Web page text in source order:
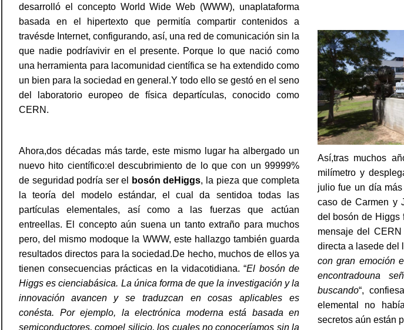
desarrolló el concepto World Wide Web (WWW), unaplataforma
basada en el hipertexto que permitía compartir contenidos a
travésde Internet, configurando, así, una red de comunicación sin la
que nadie podríavivir en el presente. Porque lo que nació como
una herramienta para lacomunidad científica se ha extendido como
un bien para la sociedad en general.Y todo ello se gestó en el seno
del laboratorio europeo de física departículas, conocido como
CERN.
Ahora,dos décadas más tarde, este mismo lugar ha albergado un
nuevo hito científico:el descubrimiento de lo que con un 99999%
de seguridad podría ser el
bosón deHiggs, la pieza que completa
la teoría del modelo estándar, el cual da sentidoa todas las
partículas elementales, así como a las fuerzas que actúan
entreellas. El concepto aún suena un tanto extraño para muchos
pero, del mismo modoque la WWW, este hallazgo también guarda
resultados directos para la sociedad.De hecho, muchos de ellos ya
tienen consecuencias prácticas en la vidacotidiana. “El bosón de
Higgs es cienciabásica. La única forma de que la investigación y la
innovación avancen
y se traduzcan en cosas aplicables es
conésta. Por ejemplo, la electrónica moderna está basada en
semiconductores, comoel silicio, los cuales no conoceríamos sin la
Así,tras muchos
milímetro y
julio fue un día
caso de Carmen y
del bosón de Higgs
mensaje del
directa a lasede del
con gran emoción
encontradouna
buscando“,
elemental no
secretos aún están